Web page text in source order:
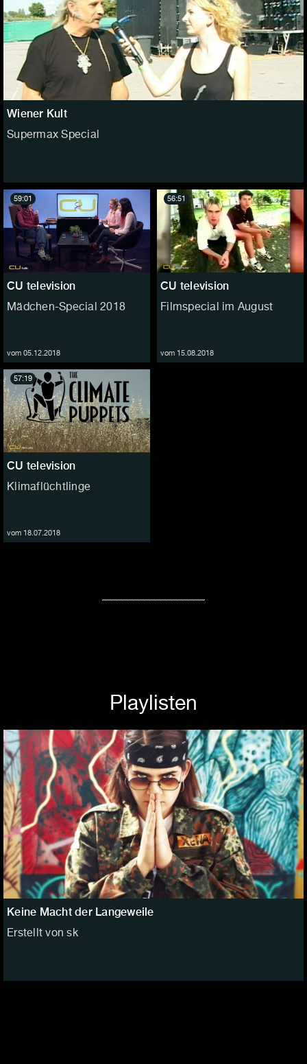
Wiener Kult
Supermax Special
CU television
Mädchen-Special 2018
vom 05.12.2018
59:01
CU television
Filmspecial im August
vom 15.08.2018
56:51
CU television
Klimaflüchtlinge
vom 18.07.2018
57:19
Playlisten
Keine Macht der Langeweile
Erstellt von sk